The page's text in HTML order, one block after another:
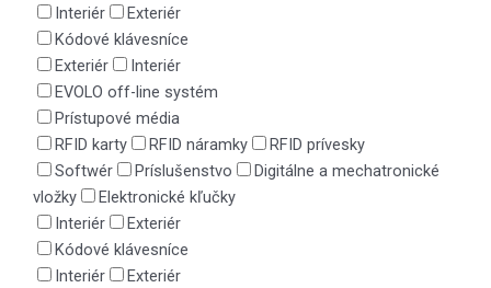
Interiér
Exteriér
Kódové klávesníce
Exteriér
Interiér
EVOLO off-line systém
Prístupové média
RFID karty
RFID náramky
RFID prívesky
Softwér
Príslušenstvo
Digitálne a mechatronické
vložky
Elektronické kľučky
Interiér
Exteriér
Kódové klávesníce
Interiér
Exteriér